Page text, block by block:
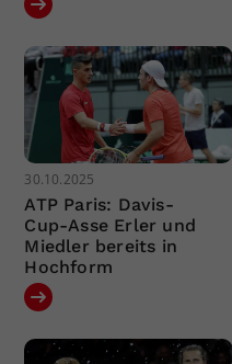
30.10.2025
ATP Paris: Davis-
Cup-Asse Erler und
Miedler bereits in
Hochform